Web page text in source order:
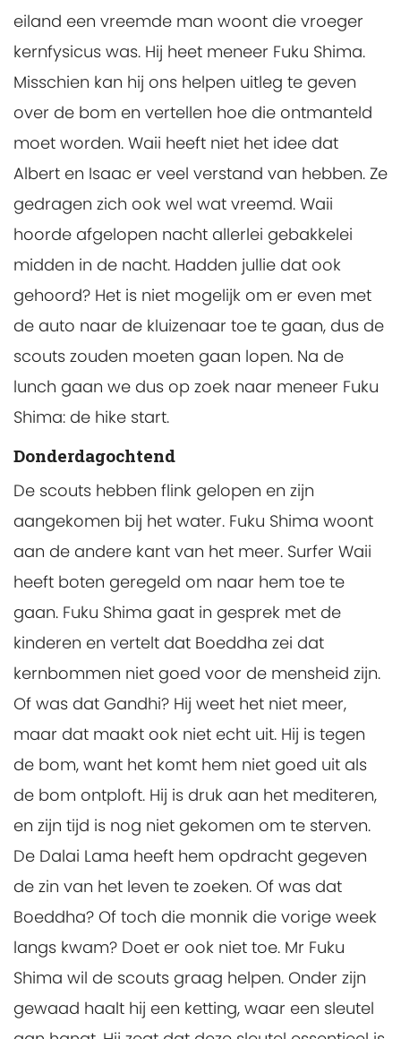
eiland een vreemde man woont die vroeger
kernfysicus was. Hij heet meneer Fuku Shima.
Misschien kan hij ons helpen uitleg te geven
over de bom en vertellen hoe die ontmanteld
moet worden. Waii heeft niet het idee dat
Albert en Isaac er veel verstand van hebben. Ze
gedragen zich ook wel wat vreemd. Waii
hoorde afgelopen nacht allerlei gebakkelei
midden in de nacht. Hadden jullie dat ook
gehoord? Het is niet mogelijk om er even met
de auto naar de kluizenaar toe te gaan, dus de
scouts zouden moeten gaan lopen. Na de
lunch gaan we dus op zoek naar meneer Fuku
Shima: de hike start.
Donderdagochtend
De scouts hebben flink gelopen en zijn
aangekomen bij het water. Fuku Shima woont
aan de andere kant van het meer. Surfer Waii
heeft boten geregeld om naar hem toe te
gaan. Fuku Shima gaat in gesprek met de
kinderen en vertelt dat Boeddha zei dat
kernbommen niet goed voor de mensheid zijn.
Of was dat Gandhi? Hij weet het niet meer,
maar dat maakt ook niet echt uit. Hij is tegen
de bom, want het komt hem niet goed uit als
de bom ontploft. Hij is druk aan het mediteren,
en zijn tijd is nog niet gekomen om te sterven.
De Dalai Lama heeft hem opdracht gegeven
de zin van het leven te zoeken. Of was dat
Boeddha? Of toch die monnik die vorige week
langs kwam? Doet er ook niet toe. Mr Fuku
Shima wil de scouts graag helpen. Onder zijn
gewaad haalt hij een ketting, waar een sleutel